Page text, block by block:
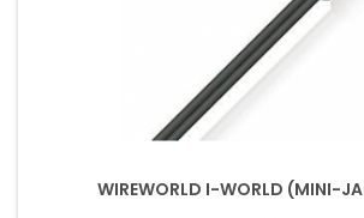
WIREWORLD I-WORLD (MINI-